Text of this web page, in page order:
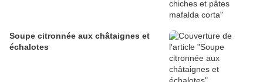
Soupe citronnée aux châtaignes et
échalotes